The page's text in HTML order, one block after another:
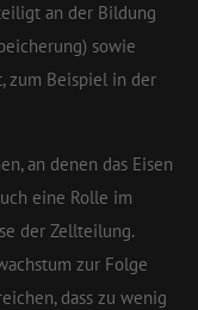
an der Bildung
sowie
zum Beispiel in der
an denen das Eisen
eine Rolle im
der Zellteilung.
zur Folge
dass zu wenig